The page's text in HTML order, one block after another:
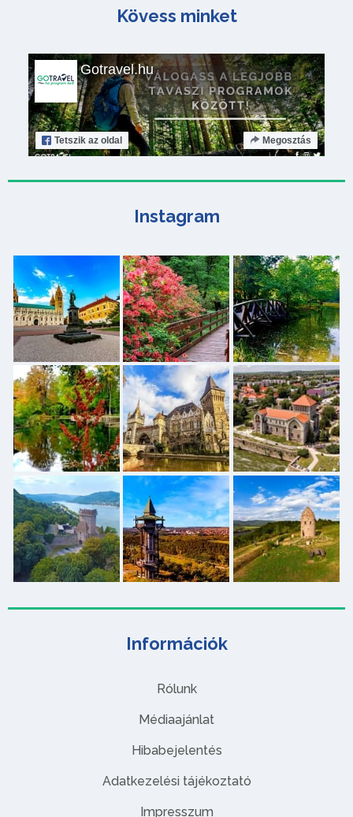
Információk
Rólunk
Médiaajánlat
Hibabejelentés
Adatkezelési tájékoztató
Impresszum
Kövess minket
Gotravel.hu
Tetszik az oldal Megosztás
Instagram